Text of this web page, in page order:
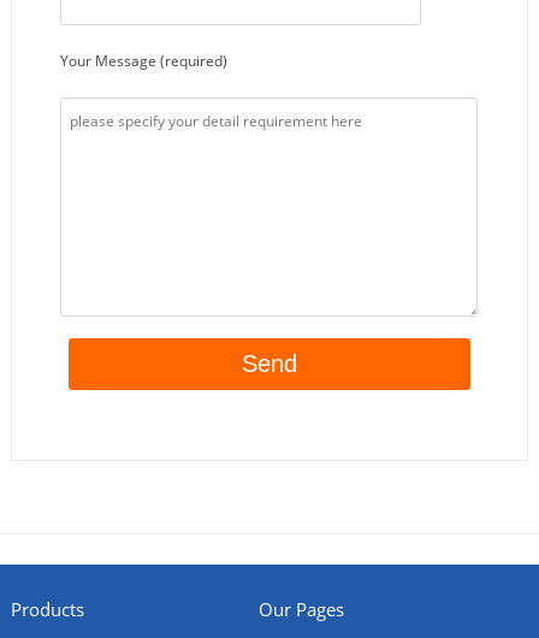
Your Message (required)
Products Our Pages